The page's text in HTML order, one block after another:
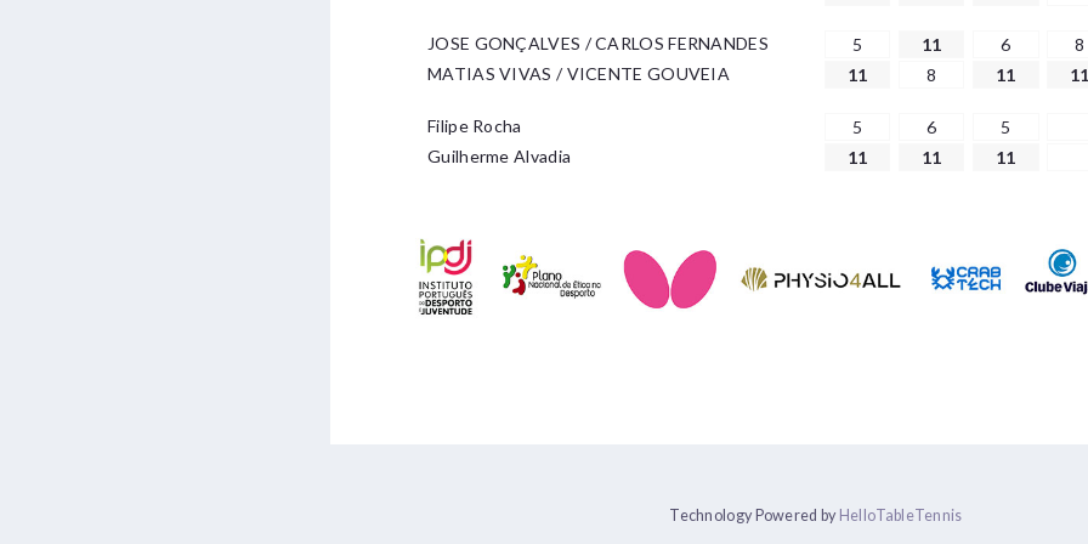
JOSE GONÇALVES / CARLOS FERNANDES 5 11 6
8
MATIAS VIVAS / VICENTE GOUVEIA
11 8 11
Filipe Rocha 5 6
5
Guilherme Alvadia
11 11 11
Technology Powered by HelloTableTennis